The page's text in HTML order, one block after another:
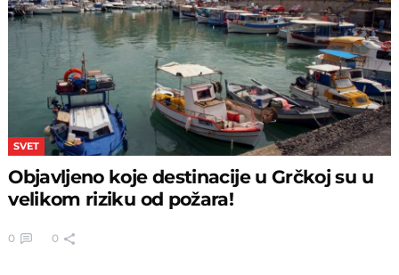
SVET
Objavljeno koje destinacije u Grčkoj su u
velikom riziku od požara!
0 0